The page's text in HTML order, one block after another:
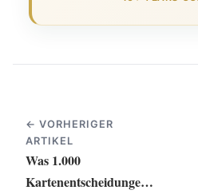
← VORHERIGER
ARTIKEL
Was 1.000
Kartenentscheidungen